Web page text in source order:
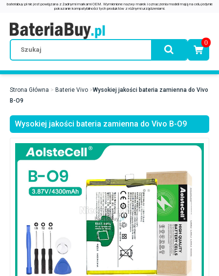
0
Strona Główna Baterie Vivo
Wysokiej jakości bateria zamienna do Vivo
B-O9
Wysokiej jakości bateria zamienna do Vivo B-O9